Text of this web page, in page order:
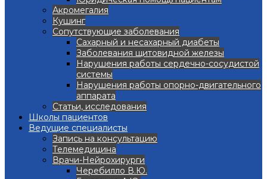
Акромегалия
Кушинг
Сопутствующие заболевания
Сахарный и несахарный диабеты
Заболевания щитовидной железы
Нарушения работы сердечно-сосудистой
системы
Нарушения работы опорно-двигательного
аппарата
Статьи, исследования
Школы пациентов
Ведущие специалисты
Запись на консультацию
Телемедицина
Врачи-Нейрохирурги
Черебилло В.Ю.